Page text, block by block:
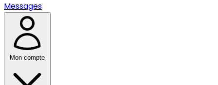
Messages
Mon compte